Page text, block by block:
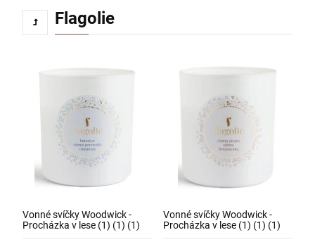
Flagolie
Vonné svíčky Woodwick -
Procházka v lese (1) (1) (1)
Vonné svíčky Woodwick -
Procházka v lese (1) (1) (1)
(1)